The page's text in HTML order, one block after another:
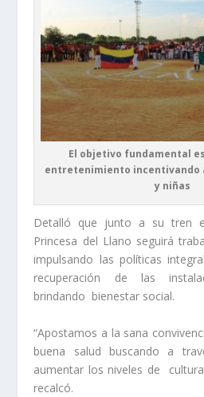
El objetivo fundamental
entretenimiento incentivando
y niñas
Detalló que junto a su tren
Princesa del Llano seguirá
impulsando las políticas
recuperación de las
brindando bienestar social.
“Apostamos a la sana
buena salud buscando a
aumentar los niveles de
recalcó.